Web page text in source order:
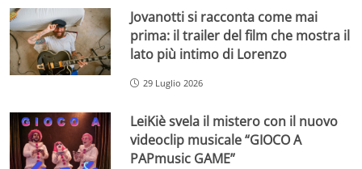
Jovanotti si racconta come mai
prima: il trailer del film che mostra il
lato più intimo di Lorenzo
29 Luglio 2026
LeiKiè svela il mistero con il nuovo
videoclip musicale “GIOCO A
PAPmusic GAME”